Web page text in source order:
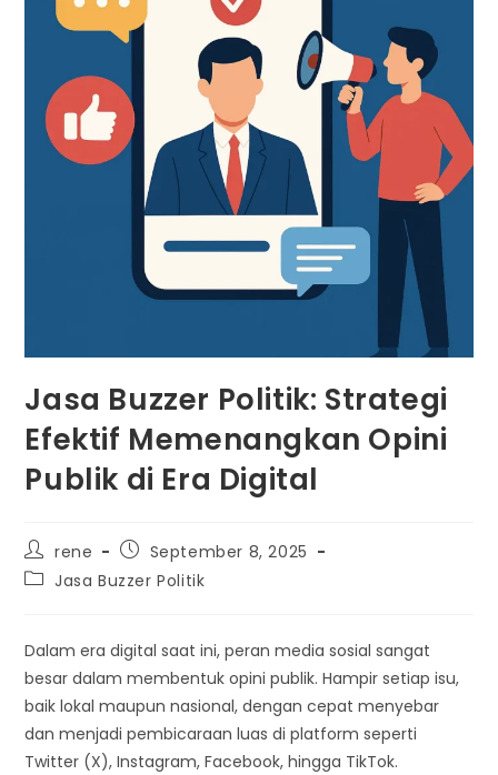
Jasa Buzzer Politik: Strategi
Efektif Memenangkan Opini
Publik di Era Digital
Post
author:
rene
Post
published:
September 8, 2025
PostJasa Buzzer Politik
Dalam era digital saat ini, peran media sosial sangat
besar dalam membentuk opini publik. Hampir setiap isu,
baik lokal maupun nasional, dengan cepat menyebar
dan menjadi pembicaraan luas di platform seperti
Twitter (X), Instagram, Facebook, hingga TikTok.